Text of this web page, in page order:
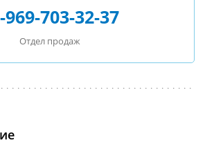
969-703-32-37
Отдел продаж